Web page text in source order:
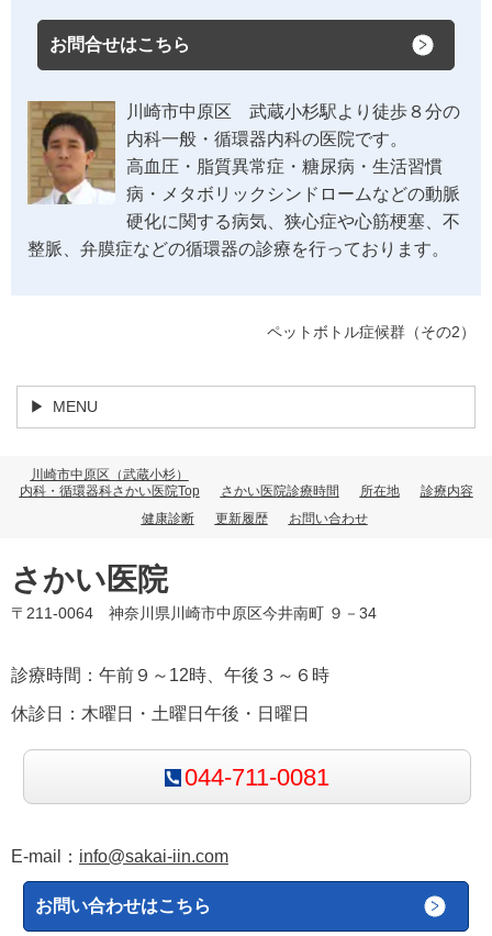
お問合せはこちら
川崎市中原区 武蔵小杉駅より徒歩８分の
内科一般・循環器内科の医院です。
高血圧・脂質異常症・糖尿病・生活習慣
病・メタボリックシンドロームなどの動脈
硬化に関する病気、狭心症や心筋梗塞、不
整脈、弁膜症などの循環器の診療を行っております。
ペットボトル症候群（その2）
MENU
川崎市中原区（武蔵小杉）
内科・循環器科さかい医院Top
さかい医院診療時間 所在地
診療内容
健康診断
更新履歴 お問い合わせ
さかい医院
〒211-0064 神奈川県川崎市中原区今井南町 ９－34
診療時間：午前９～12時、午後３～６時
休診日：木曜日・土曜日午後・日曜日
044-711-0081
E-mail： info@sakai-iin.com
お問い合わせはこちら